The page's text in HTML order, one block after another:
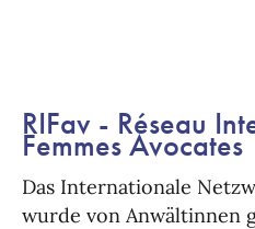
RIFav - Réseau
Femmes Avocates
Das Internationale
wurde von Anwältinnen